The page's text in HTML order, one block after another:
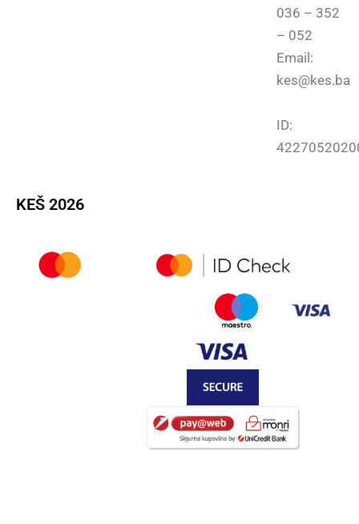
036 – 352
– 052
Email:
kes@kes.ba
ID:
KEŠ 2026